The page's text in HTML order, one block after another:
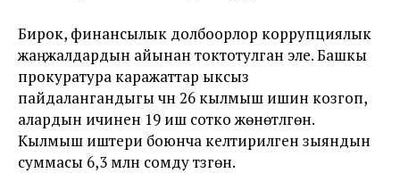
Бирок, финансылык долбоорлор коррупциялык
жаңжалдардын айынан токтотулган эле. Башкы
прокуратура каражаттар ыксыз
пайдалангандыгы үчүн 26 кылмыш ишин козгоп,
алардын ичинен 19 иш сотко жөнөтүлгөн.
Кылмыш иштери боюнча келтирилген зыяндын
суммасы 6,3 млн сомду түзгөн.